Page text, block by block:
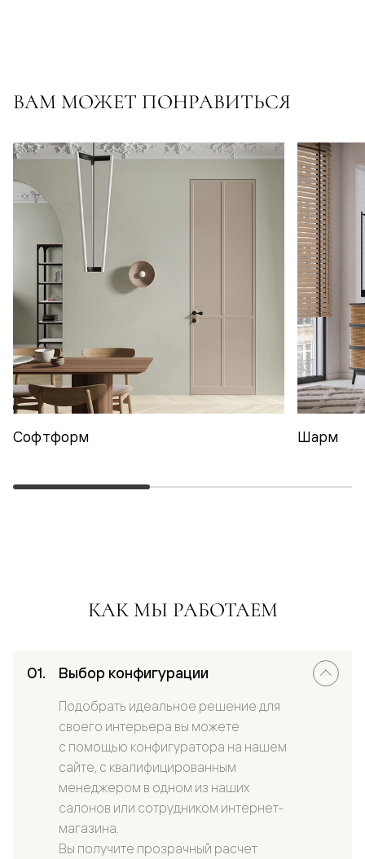
ВАМ МОЖЕТ ПОНРАВИТЬСЯ
Софтформ Шарм
КАК МЫ РАБОТАЕМ
Выбор конфигурации
Подобрать идеальное решение для
своего интерьера вы можете
с помощью конфигуратора на нашем
сайте, с квалифицированным
менеджером в одном из наших
салонов или сотрудником интернет-
магазина.
Вы получите прозрачный расчет